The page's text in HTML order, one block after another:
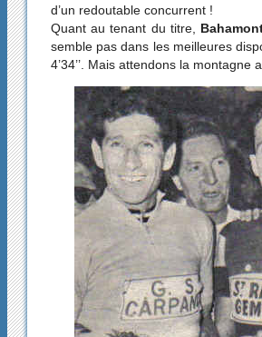
d’un redoutable concurrent !
Quant au tenant du titre,
semble pas dans les meilleures
4’34’’. Mais attendons la montagne